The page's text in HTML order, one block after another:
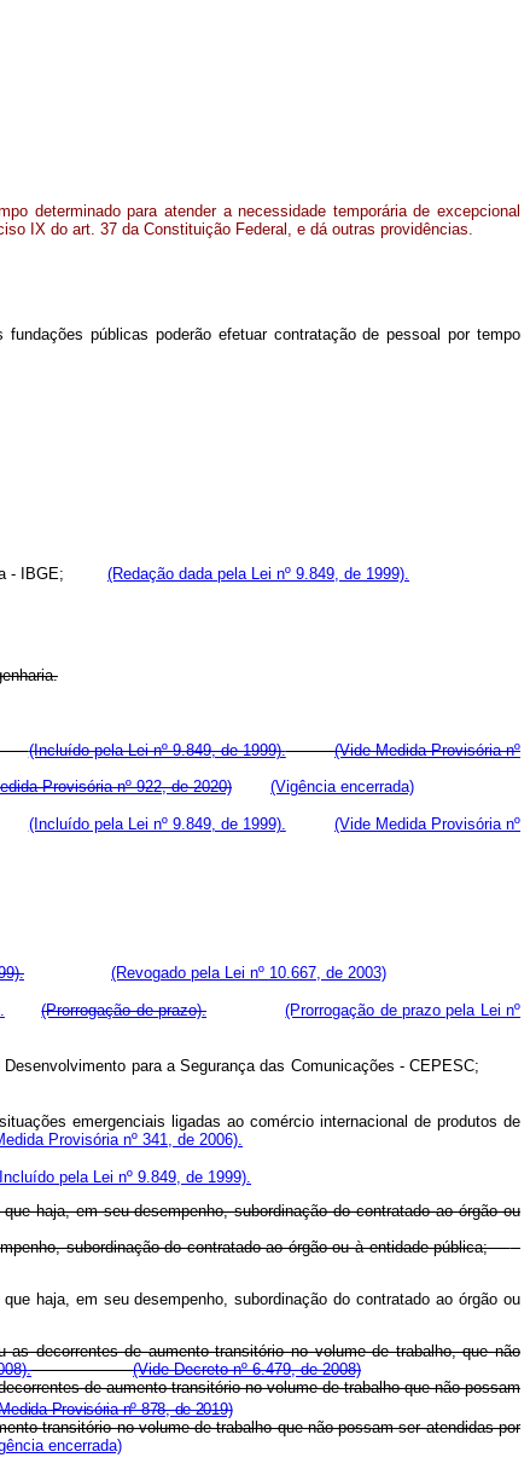
determinado para atender a necessidade temporária de excepcional
IX do art. 37 da Constituição Federal, e dá outras providências.
públicas poderão efetuar contratação de pessoal por tempo
- IBGE; (Redação dada pela Lei nº 9.849, de 1999).
(Incluído pela Lei nº 9.849, de 1999).
(Vide Medida Provisória nº
Provisória nº 922, de 2020) (Vigência encerrada)
(Incluído pela Lei nº 9.849, de 1999).
(Vide Medida Provisória nº
(Revogado pela Lei nº 10.667, de 2003)
(Prorrogação de prazo).
(Prorrogação de prazo pela Lei nº
Desenvolvimento para a Segurança das Comunicações - CEPESC;
emergenciais ligadas ao comércio internacional de produtos de
Provisória nº 341, de 2006).
pela Lei nº 9.849, de 1999).
haja, em seu desempenho, subordinação do contratado ao órgão ou
subordinação do contratado ao órgão ou à entidade pública;
haja, em seu desempenho, subordinação do contratado ao órgão ou
decorrentes de aumento transitório no volume de trabalho, que não
(Vide Decreto nº 6.479, de 2008)
de aumento transitório no volume de trabalho que não possam
Provisória nº 878, de 2019)
transitório no volume de trabalho que não possam ser atendidas por
encerrada)